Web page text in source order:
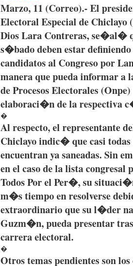
Marzo, 11 (Correo).- El
Electoral Especial de Chiclayo (
DiosLara Contreras,se�al�
s�badodebenestardefiniendo
candidatosal Congresopor
maneraquepuedainformara
deProcesosElectorales (Onpe)
elaboraci�nde larespectiva
�
Al respecto, el representante
Chiclayoindic�quecasi todas
encuentranyasaneadas. Sin
en el casode lalistacongresal
TodosPorel Per�,su
m�stiempoenresolverse
extraordinarioquesul�der
Guzm�n,puedapresentartras
carreraelectoral.
�
Otros temas pendientes son